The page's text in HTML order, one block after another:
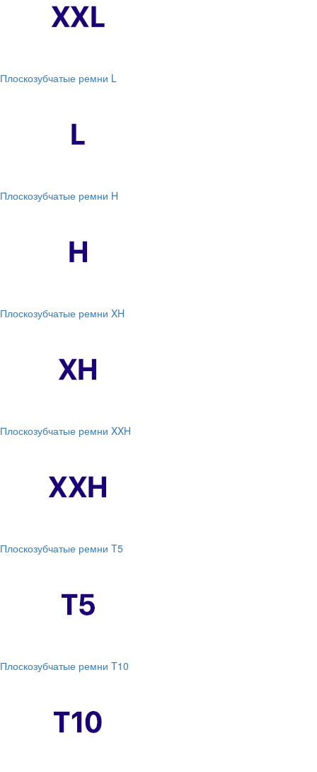
Плоскозубчатые ремни L
Плоскозубчатые ремни H
Плоскозубчатые ремни XH
Плоскозубчатые ремни XXH
Плоскозубчатые ремни T5
Плоскозубчатые ремни T10